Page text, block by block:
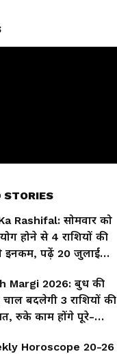
STORIES
Rashifal: सोमवार को
होने से 4 राशियों की
इनकम, पढ़ें 20 जुलाई
Margi 2026: बुध की
चाल बदलेगी 3 राशियों की
रुके काम होंगे पूरे-
Horoscope 20-26